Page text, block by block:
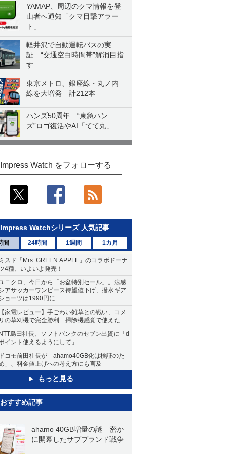
YAMAP、周辺のクマ情報を登
山者へ通知「クマ目撃アラー
ト」
軽井沢で自動運転バスの実
証 “交通空白時間帯”解消目指
す
東京メトロ、銀座線・丸ノ内
線を大増発 計212本
ハンズ50周年 “東急ハン
ズ”ロゴ復活やAI「てて丸」
Impress Watch をフォローする
Impress Watchシリーズ 人気記事
間 24時間 1週間 1カ月
スド「Mrs. GREEN APPLE」のコラボドーナ
4種、いよいよ発売！
ニクロ、今日から「お盆特別セール」。涼感
アサッカーワンピース待望値下げ、撥水ギア
ョーツは1990円に
家電レビュー】手ごわい雑草との戦い、コメ
の草刈機で完全勝利 掃除機感覚で使えた
島田社長、ソフトバンクのセブン出資に「d
イント使えるようにして」
コモ前田社長が「ahamo40GB化は検証のた
」、料金値上げへの考え方にも言及
もっと見る
おすすめ記事
ahamo 40GB増量の謎 密か
に開幕したサブブランド戦争